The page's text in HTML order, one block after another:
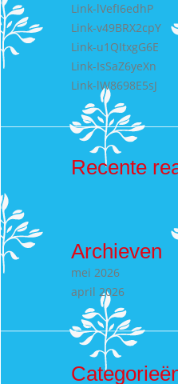
Link-lVefI6edhP
Link-v49BRX2cpY
Link-u1QItxgG6E
Link-IsSaZ6yeXn
Link-lW8698E5sJ
Recente
Archieven
mei 2026
april 2026